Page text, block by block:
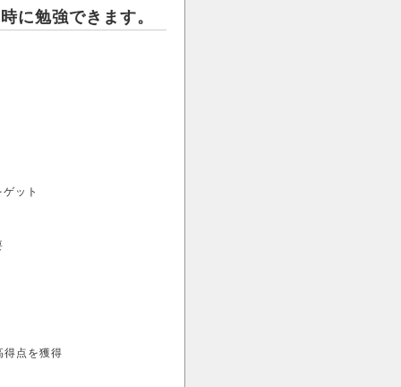
に勉強できます。
ット
点を獲得